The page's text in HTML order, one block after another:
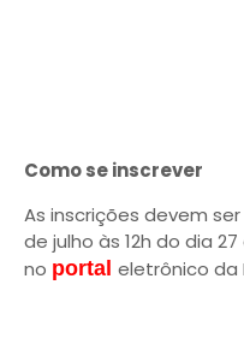
Como se inscrever
As inscrições devem
de julho às 12h do dia
no portal eletrônico da